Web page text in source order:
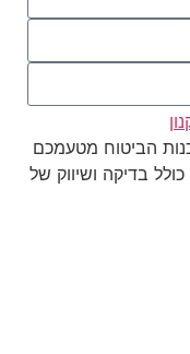
הביטוח מטעמכם
בדיקה ושיווק של